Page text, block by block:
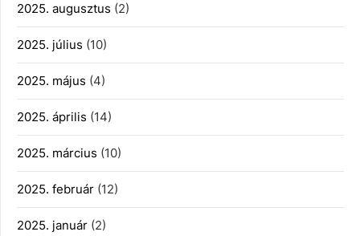
2025. augusztus (2)
2025. július (10)
2025. május (4)
2025. április (14)
2025. március (10)
2025. február (12)
2025. január (2)